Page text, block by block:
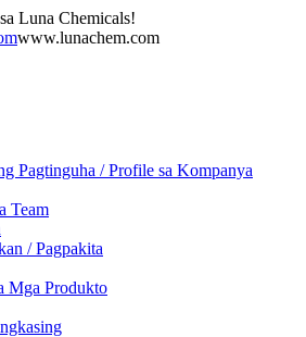
Luna Chemicals!
www.lunachem.com
Pagtinguha / Profile sa Kompanya
Team
/ Pagpakita
Mga Produkto